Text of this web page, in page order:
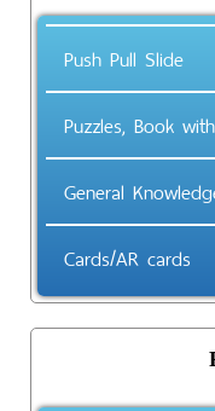
Push Pull Slide
Puzzles, Book
General
Cards/AR cards